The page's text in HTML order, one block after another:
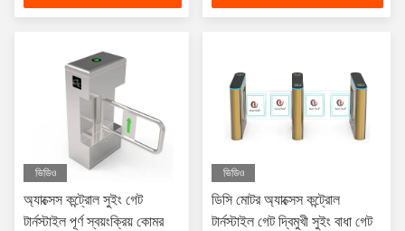
ভিডিও
অ্যাক্সেস কন্ট্রোল সুইং গেট
টার্নস্টাইল পূর্ণ স্বয়ংক্রিয় কোমর
ভিডিও
ডিসি মোটর অ্যাক্সেস কন্ট্রোল
টার্নস্টাইল গেট দ্বিমুখী সুইং বাধা গেট